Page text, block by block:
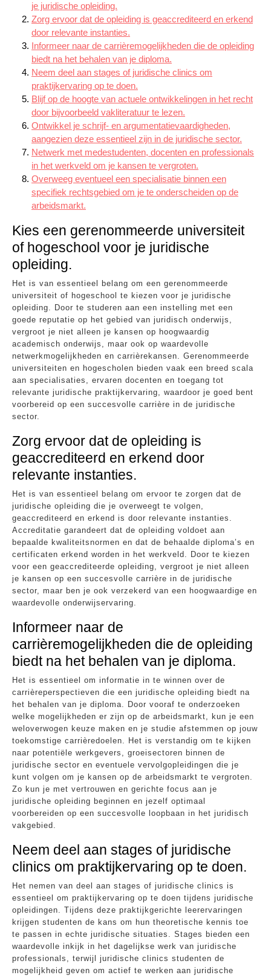
je juridische opleiding.
Zorg ervoor dat de opleiding is geaccrediteerd en erkend
door relevante instanties.
Informeer naar de carrièremogelijkheden die de opleiding
biedt na het behalen van je diploma.
Neem deel aan stages of juridische clinics om
praktijkervaring op te doen.
Blijf op de hoogte van actuele ontwikkelingen in het recht
door bijvoorbeeld vakliteratuur te lezen.
Ontwikkel je schrijf- en argumentatievaardigheden,
aangezien deze essentieel zijn in de juridische sector.
Netwerk met medestudenten, docenten en professionals
in het werkveld om je kansen te vergroten.
Overweeg eventueel een specialisatie binnen een
specifiek rechtsgebied om je te onderscheiden op de
arbeidsmarkt.
Kies een gerenommeerde universiteit
of hogeschool voor je juridische
opleiding.
Het is van essentieel belang om een gerenommeerde
universiteit of hogeschool te kiezen voor je juridische
opleiding. Door te studeren aan een instelling met een
goede reputatie op het gebied van juridisch onderwijs,
vergroot je niet alleen je kansen op hoogwaardig
academisch onderwijs, maar ook op waardevolle
netwerkmogelijkheden en carrièrekansen. Gerenommeerde
universiteiten en hogescholen bieden vaak een breed scala
aan specialisaties, ervaren docenten en toegang tot
relevante juridische praktijkervaring, waardoor je goed bent
voorbereid op een succesvolle carrière in de juridische
sector.
Zorg ervoor dat de opleiding is
geaccrediteerd en erkend door
relevante instanties.
Het is van essentieel belang om ervoor te zorgen dat de
juridische opleiding die je overweegt te volgen,
geaccrediteerd en erkend is door relevante instanties.
Accreditatie garandeert dat de opleiding voldoet aan
bepaalde kwaliteitsnormen en dat de behaalde diploma’s en
certificaten erkend worden in het werkveld. Door te kiezen
voor een geaccrediteerde opleiding, vergroot je niet alleen
je kansen op een succesvolle carrière in de juridische
sector, maar ben je ook verzekerd van een hoogwaardige en
waardevolle onderwijservaring.
Informeer naar de
carrièremogelijkheden die de opleiding
biedt na het behalen van je diploma.
Het is essentieel om informatie in te winnen over de
carrièreperspectieven die een juridische opleiding biedt na
het behalen van je diploma. Door vooraf te onderzoeken
welke mogelijkheden er zijn op de arbeidsmarkt, kun je een
weloverwogen keuze maken en je studie afstemmen op jouw
toekomstige carrièredoelen. Het is verstandig om te kijken
naar potentiële werkgevers, groeisectoren binnen de
juridische sector en eventuele vervolgopleidingen die je
kunt volgen om je kansen op de arbeidsmarkt te vergroten.
Zo kun je met vertrouwen en gerichte focus aan je
juridische opleiding beginnen en jezelf optimaal
voorbereiden op een succesvolle loopbaan in het juridisch
vakgebied.
Neem deel aan stages of juridische
clinics om praktijkervaring op te doen.
Het nemen van deel aan stages of juridische clinics is
essentieel om praktijkervaring op te doen tijdens juridische
opleidingen. Tijdens deze praktijkgerichte leerervaringen
krijgen studenten de kans om hun theoretische kennis toe
te passen in echte juridische situaties. Stages bieden een
waardevolle inkijk in het dagelijkse werk van juridische
professionals, terwijl juridische clinics studenten de
mogelijkheid geven om actief te werken aan juridische